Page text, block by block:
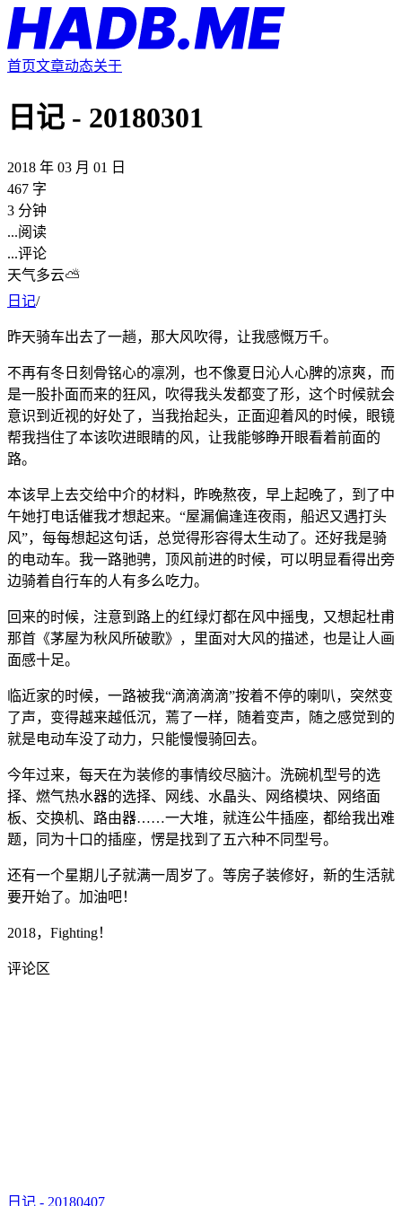
首页文章动态关于
日记 - 20180301
2018 年 03 月 01 日
467 字
3 分钟
...阅读
...评论
天气多云⛅️
日记/
昨天骑车出去了一趟，那大风吹得，让我感慨万千。
不再有冬日刻骨铭心的凛冽，也不像夏日沁人心脾的凉爽，而
是一股扑面而来的狂风，吹得我头发都变了形，这个时候就会
意识到近视的好处了，当我抬起头，正面迎着风的时候，眼镜
帮我挡住了本该吹进眼睛的风，让我能够睁开眼看着前面的
路。
本该早上去交给中介的材料，昨晚熬夜，早上起晚了，到了中
午她打电话催我才想起来。“屋漏偏逢连夜雨，船迟又遇打头
风”，每每想起这句话，总觉得形容得太生动了。还好我是骑
的电动车。我一路驰骋，顶风前进的时候，可以明显看得出旁
边骑着自行车的人有多么吃力。
回来的时候，注意到路上的红绿灯都在风中摇曳，又想起杜甫
那首《茅屋为秋风所破歌》，里面对大风的描述，也是让人画
面感十足。
临近家的时候，一路被我“滴滴滴滴”按着不停的喇叭，突然变
了声，变得越来越低沉，蔫了一样，随着变声，随之感觉到的
就是电动车没了动力，只能慢慢骑回去。
今年过来，每天在为装修的事情绞尽脑汁。洗碗机型号的选
择、燃气热水器的选择、网线、水晶头、网络模块、网络面
板、交换机、路由器……一大堆，就连公牛插座，都给我出难
题，同为十口的插座，愣是找到了五六种不同型号。
还有一个星期儿子就满一周岁了。等房子装修好，新的生活就
要开始了。加油吧！
2018，Fighting！
评论区
日记 - 20180407